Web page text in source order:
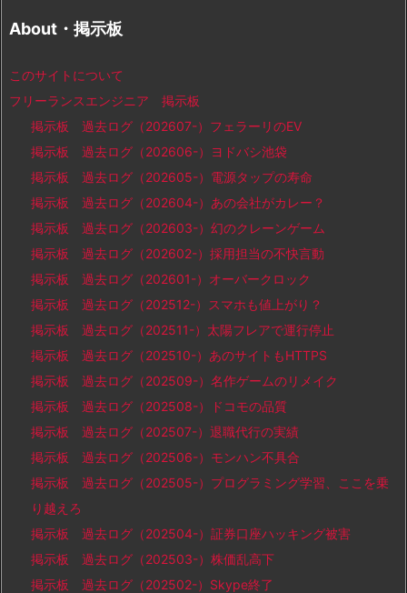
About・掲示板
このサイトについて
フリーランスエンジニア 掲示板
掲示板 過去ログ（202607-）フェラーリのEV
掲示板 過去ログ（202606-）ヨドバシ池袋
掲示板 過去ログ（202605-）電源タップの寿命
掲示板 過去ログ（202604-）あの会社がカレー？
掲示板 過去ログ（202603-）幻のクレーンゲーム
掲示板 過去ログ（202602-）採用担当の不快言動
掲示板 過去ログ（202601-）オーバークロック
掲示板 過去ログ（202512-）スマホも値上がり？
掲示板 過去ログ（202511-）太陽フレアで運行停止
掲示板 過去ログ（202510-）あのサイトもHTTPS
掲示板 過去ログ（202509-）名作ゲームのリメイク
掲示板 過去ログ（202508-）ドコモの品質
掲示板 過去ログ（202507-）退職代行の実績
掲示板 過去ログ（202506-）モンハン不具合
掲示板 過去ログ（202505-）プログラミング学習、ここを乗
り越えろ
掲示板 過去ログ（202504-）証券口座ハッキング被害
掲示板 過去ログ（202503-）株価乱高下
掲示板 過去ログ（202502-）Skype終了